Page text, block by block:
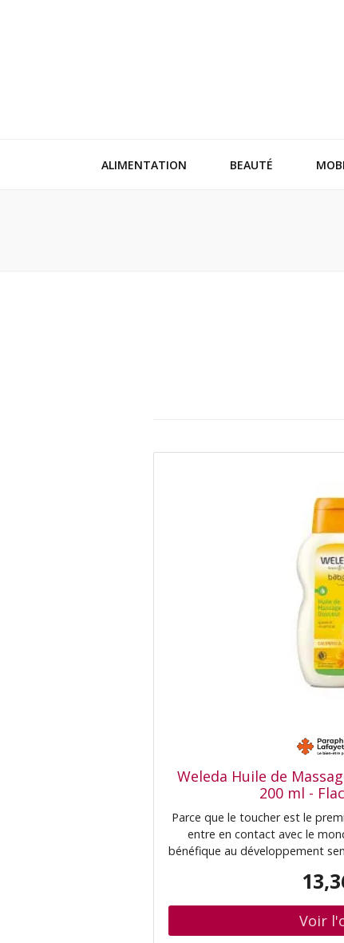
ALIMENTATION BEAUTÉ
Weleda Huile de
200 ml -
Parce que le toucher est le
entre en contact avec le
bénéfique au développement
à